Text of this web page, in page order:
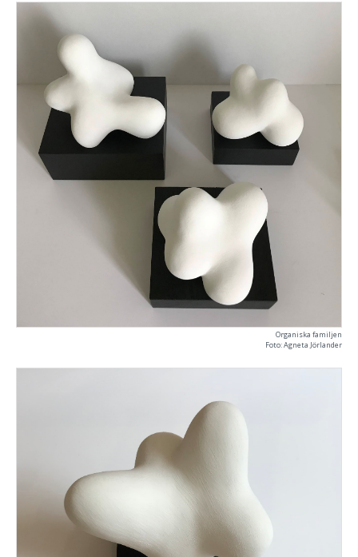
Organiska familjen
Foto: Agneta Jörlander